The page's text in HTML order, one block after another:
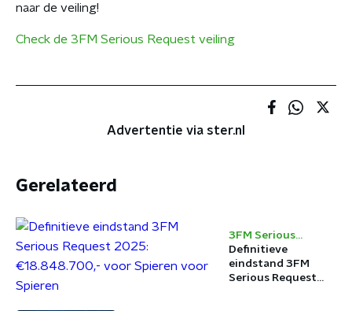
naar de veiling!
Check de 3FM Serious Request veiling
Advertentie via ster.nl
Gerelateerd
3FM Serious
Request
Definitieve
eindstand 3FM
Serious Request